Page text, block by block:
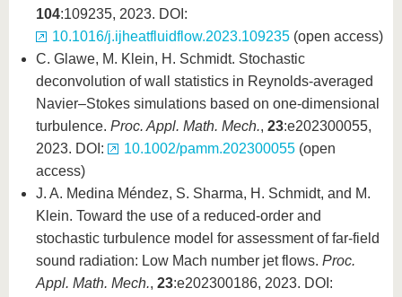
104:109235, 2023. DOI:
10.1016/j.ijheatfluidflow.2023.109235 (open access)
C. Glawe, M. Klein, H. Schmidt. Stochastic
deconvolution of wall statistics in Reynolds-averaged
Navier–Stokes simulations based on one-dimensional
turbulence. Proc. Appl. Math. Mech., 23:e202300055,
2023. DOI:
10.1002/pamm.202300055 (open
access)
J. A. Medina Méndez, S. Sharma, H. Schmidt, and M.
Klein. Toward the use of a reduced-order and
stochastic turbulence model for assessment of far-field
sound radiation: Low Mach number jet flows. Proc.
Appl. Math. Mech., 23:e202300186, 2023. DOI: